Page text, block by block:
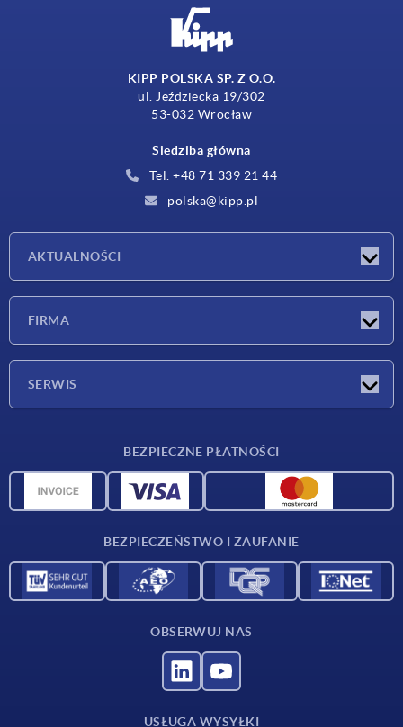
KIPP POLSKA SP. Z O.O.
ul. Jeździecka 19/302
53-032 Wrocław
Siedziba główna
Tel. +48 71 339 21 44
polska@kipp.pl
AKTUALNOŚCI
FIRMA
SERWIS
Dane CAD
BEZPIECZNE PŁATNOŚCI
BEZPIECZEŃSTWO I ZAUFANIE
OBSERWUJ NAS
USŁUGA WYSYŁKI